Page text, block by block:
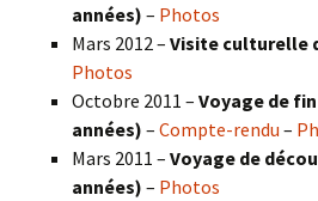
années) – Photos
Mars 2012 – Visite culturelle
Photos
Octobre 2011 – Voyage de
années) – Compte-rendu –
Mars 2011 – Voyage de
années) – Photos